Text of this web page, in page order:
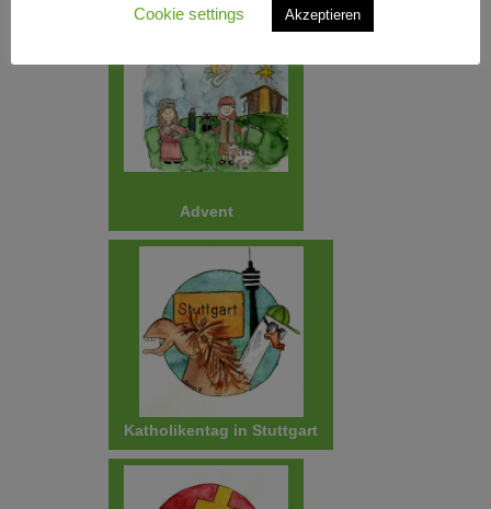
Blasiussegen
Advent
Katholikentag in Stuttgart
Cookie settings
Akzeptieren